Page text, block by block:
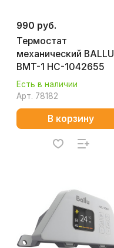
990 руб.
Термостат
механический BALLU
BMT-1 HC-1042655
Есть в наличии
Арт. 78182
В корзину